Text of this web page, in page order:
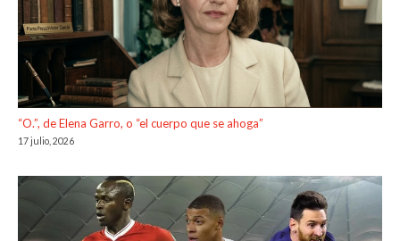
“O.”, de Elena Garro, o “el cuerpo que se ahoga”
17 julio, 2026